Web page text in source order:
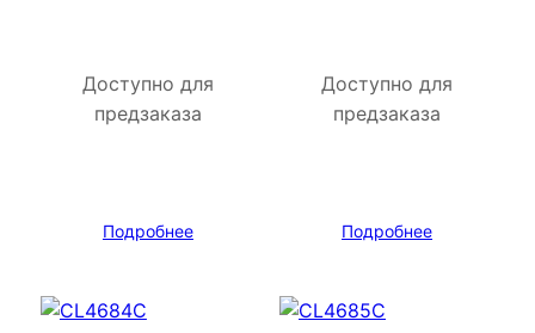
Доступно для
предзаказа
Подробнее
Доступно для
предзаказа
Подробнее